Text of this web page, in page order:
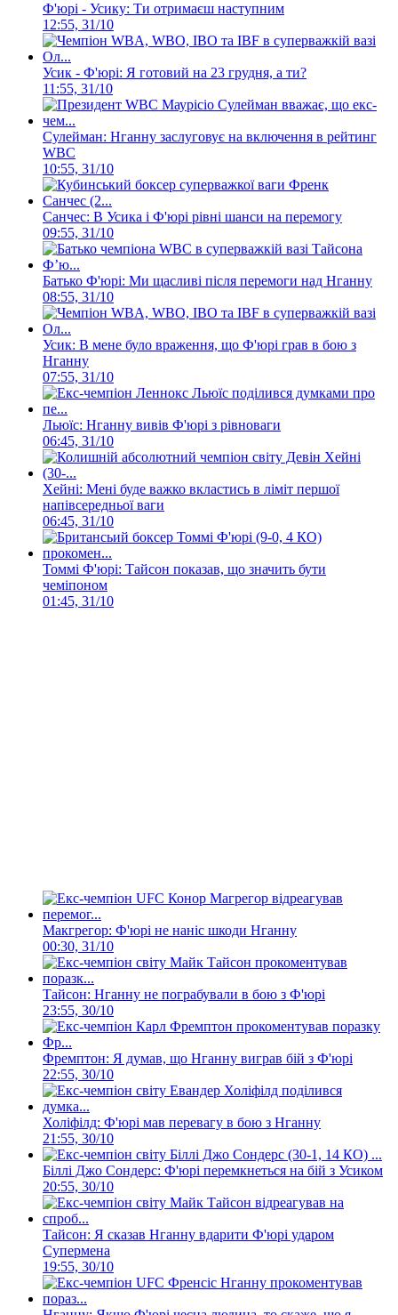
Ф'юрі - Усику: Ти отримаєш наступним
12:55, 31/10
Усик - Ф'юрі: Я готовий на 23 грудня, а ти?
11:55, 31/10
Сулейман: Нганну заслуговує на включення в рейтинг
WBC
10:55, 31/10
Санчес: В Усика і Ф'юрі рівні шанси на перемогу
09:55, 31/10
Батько Ф'юрі: Ми щасливі після перемоги над Нганну
08:55, 31/10
Усик: В мене було враження, що Ф'юрі грав в бою з
Нганну
07:55, 31/10
Льюїс: Нганну вивів Ф'юрі з рівноваги
06:45, 31/10
Хейні: Мені буде важко вкластись в ліміт першої
напівсередньої ваги
06:45, 31/10
Томмі Ф'юрі: Тайсон показав, що значить бути
чеміпоном
01:45, 31/10
Макгрегор: Ф'юрі не наніс шкоди Нганну
00:30, 31/10
Тайсон: Нганну не пограбували в бою з Ф'юрі
23:55, 30/10
Фремптон: Я думав, що Нганну виграв бій з Ф'юрі
22:55, 30/10
Холіфілд: Ф'юрі мав перевагу в бою з Нганну
21:55, 30/10
Біллі Джо Сондерс: Ф'юрі перемкнеться на бій з Усиком
20:55, 30/10
Тайсон: Я сказав Нганну вдарити Ф'юрі ударом
Супермена
19:55, 30/10